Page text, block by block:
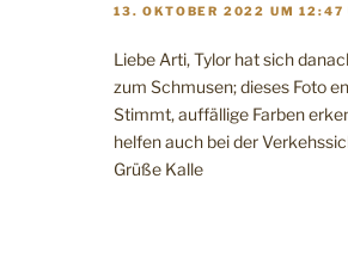
13. OKTOBER 2022 UM 12:47
Liebe Arti, Tylor hat sich
zum Schmusen; dieses Foto
Stimmt, auffällige Farben
helfen auch bei der
Grüße Kalle